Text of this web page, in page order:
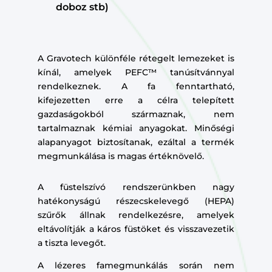
doboz stb)
A Gravotech különféle rétegelt lemezeket is
kínál, amelyek PEFC™ tanúsítvánnyal
rendelkeznek. A fa fenntartható,
kifejezetten erre a célra telepített
gazdaságokból származnak, nem
tartalmaznak kémiai anyagokat. Minőségi
alapanyagot biztosítanak, ezáltal a termék
megmunkálása is magas értéknövelő.
A füstelszívó rendszerünkben nagy
hatékonyságú részecskelevegő (HEPA)
szűrők állnak rendelkezésre, amelyek
eltávolítják a káros füstöket és visszavezetik
a tiszta levegőt.
A lézeres famegmunkálás során nem